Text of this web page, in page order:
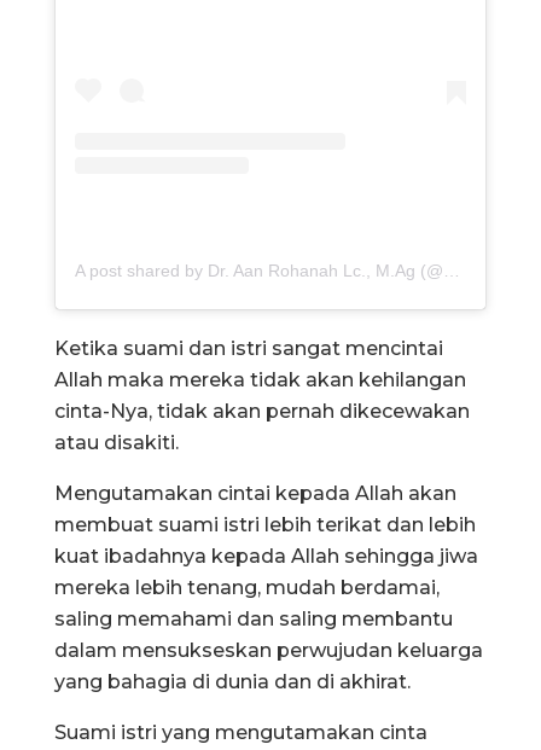
Ketika suami dan istri sangat mencintai
Allah maka mereka tidak akan kehilangan
cinta-Nya, tidak akan pernah dikecewakan
atau disakiti.
Mengutamakan cintai kepada Allah akan
membuat suami istri lebih terikat dan lebih
kuat ibadahnya kepada Allah sehingga jiwa
mereka lebih tenang, mudah berdamai,
saling memahami dan saling membantu
dalam mensukseskan perwujudan keluarga
yang bahagia di dunia dan di akhirat.
Suami istri yang mengutamakan cinta